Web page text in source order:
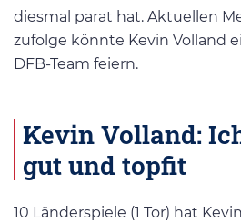
diesmal parat hat. Aktuellen
zufolge könnte Kevin Volland
DFB-Team feiern.
Kevin Volland:
gut und topfit
10 Länderspiele (1 Tor) hat